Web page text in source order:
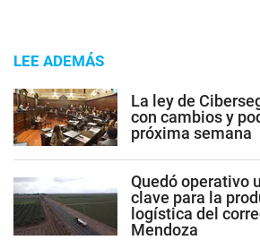
LEE ADEMÁS
La ley de
con cambios y
próxima semana
Quedó operativo
clave para la
logística del
Mendoza